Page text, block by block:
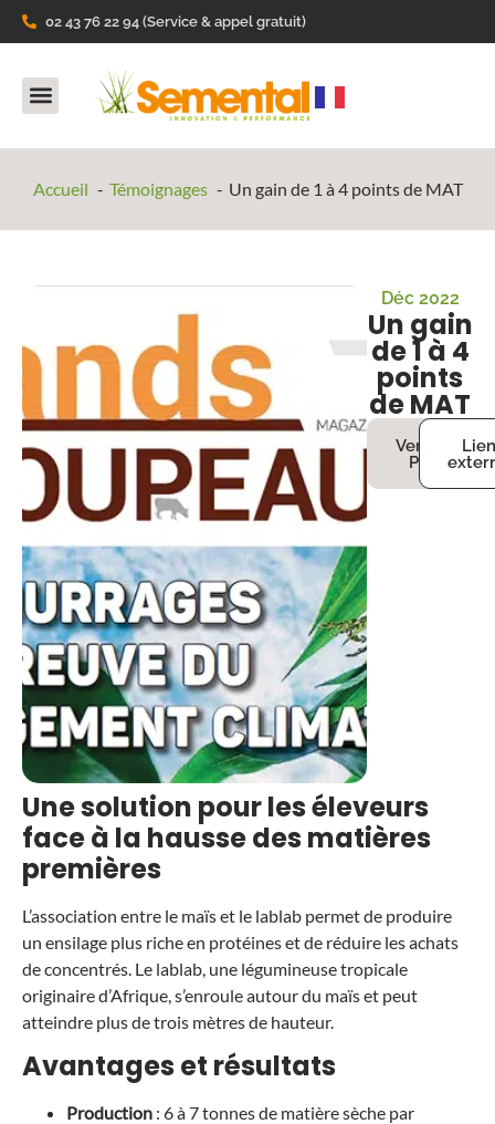
02 43 76 22 94 (Service & appel gratuit)
Accueil Témoignages Un gain de 1 à 4 points de MAT
Déc 2022
Un gain
de 1 à 4
points
de MAT
Version
PDF
Lien
Une solution pour les éleveurs
face à la hausse des matières
premières
L’association entre le maïs et le lablab permet de produire
un ensilage plus riche en protéines et de réduire les achats
de concentrés. Le lablab, une légumineuse tropicale
originaire d’Afrique, s’enroule autour du maïs et peut
atteindre plus de trois mètres de hauteur.
Avantages et résultats
Production : 6 à 7 tonnes de matière sèche par